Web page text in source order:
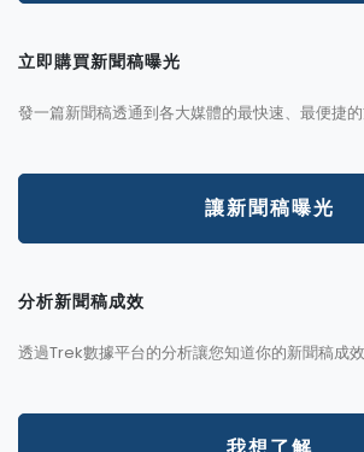
立即購買新聞稿曝光
發一篇新聞稿透通到各大媒體的最快速、最便捷的
讓新聞稿曝光
分析新聞稿成效
透過Trek數據平台的分析讓您知道你的新聞稿成